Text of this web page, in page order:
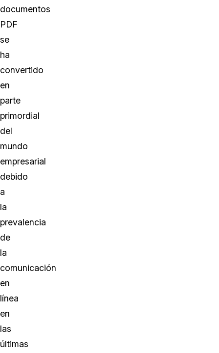
documentos
PDF
se
ha
convertido
en
parte
primordial
del
mundo
empresarial
debido
a
la
prevalencia
de
la
comunicación
en
línea
en
las
últimas